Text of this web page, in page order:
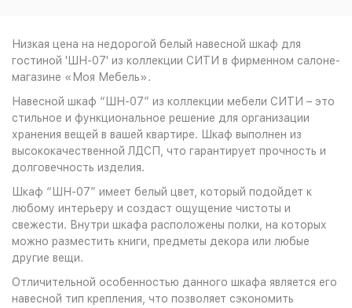
Низкая цена на недорогой белый навесной шкаф для
гостиной 'ШН-07' из коллекции СИТИ в фирменном салоне-
магазине «Моя Мебель».
Навесной шкаф “ШН-07” из коллекции мебели СИТИ – это
стильное и функциональное решение для организации
хранения вещей в вашей квартире. Шкаф выполнен из
высококачественной ЛДСП, что гарантирует прочность и
долговечность изделия.
Шкаф “ШН-07” имеет белый цвет, который подойдет к
любому интерьеру и создаст ощущение чистоты и
свежести. Внутри шкафа расположены полки, на которых
можно разместить книги, предметы декора или любые
другие вещи.
Отличительной особенностью данного шкафа является его
навесной тип крепления, что позволяет сэкономить